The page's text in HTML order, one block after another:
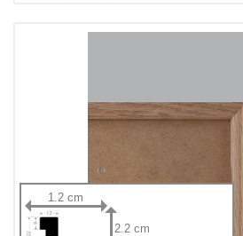
1.2 cm
2.2 cm